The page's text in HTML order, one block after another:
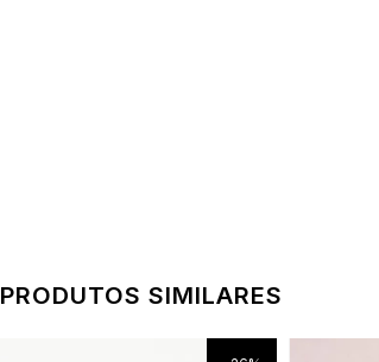
PRODUTOS SIMILARES